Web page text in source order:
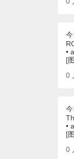
•
[
0
•
[
0